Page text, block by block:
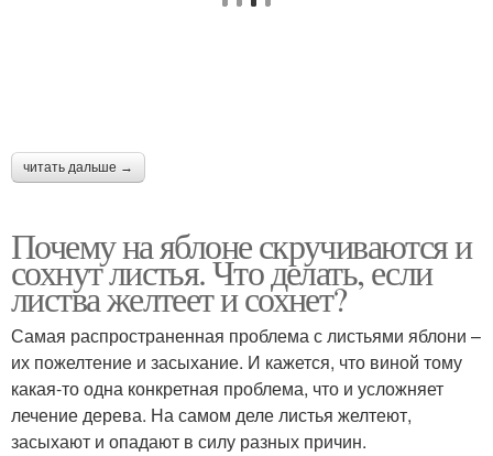
читать дальше →
Почему на яблоне скручиваются и
сохнут листья. Что делать, если
листва желтеет и сохнет?
Самая распространенная проблема с листьями яблони –
их пожелтение и засыхание. И кажется, что виной тому
какая-то одна конкретная проблема, что и усложняет
лечение дерева. На самом деле листья желтеют,
засыхают и опадают в силу разных причин.